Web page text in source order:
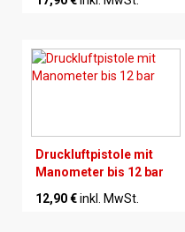
Druckluftpistole mit
Manometer bis 12 bar
12,90 €inkl. MwSt.